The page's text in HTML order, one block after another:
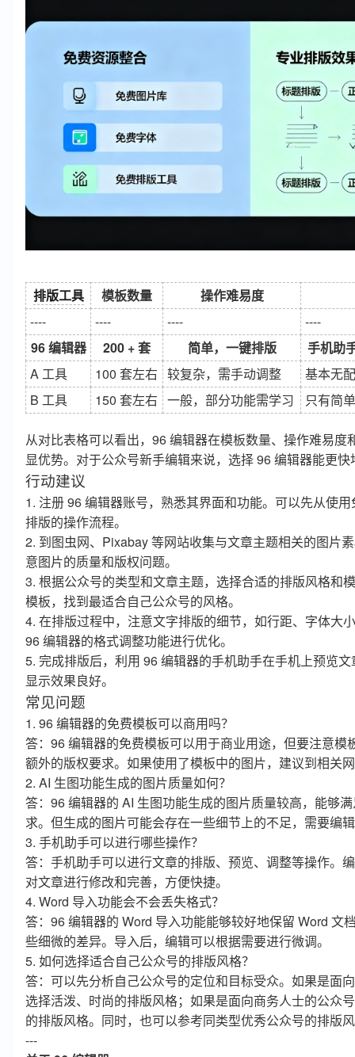
排版工具 模板数量
操作难易度
----
---- ----
----
96 编辑器
200 + 套 简单，一键排版
手机助
A 工具
100 套左右 较复杂，需手动调整
基本无
B 工具
150 套左右 一般，部分功能需学习 只有简
从对比表格可以看出，96 编辑器在模板数量、操作难易度
显优势。对于公众号新手编辑来说，选择 96 编辑器能更
行动建议
1. 注册 96 编辑器账号，熟悉其界面和功能。可以先从使
排版的操作流程。
2. 到图虫网、Pixabay 等网站收集与文章主题相关的图片
意图片的质量和版权问题。
3. 根据公众号的类型和文章主题，选择合适的排版风格和
模板，找到最适合自己公众号的风格。
4. 在排版过程中，注意文字排版的细节，如行距、字体大
96 编辑器的格式调整功能进行优化。
5. 完成排版后，利用 96 编辑器的手机助手在手机上预览
显示效果良好。
常见问题
1. 96 编辑器的免费模板可以商用吗？
答：96 编辑器的免费模板可以用于商业用途，但要注意模
额外的版权要求。如果使用了模板中的图片，建议到相关
2. AI 生图功能生成的图片质量如何？
答：96 编辑器的 AI 生图功能生成的图片质量较高，能够
求。但生成的图片可能会存在一些细节上的不足，需要编
3. 手机助手可以进行哪些操作？
答：手机助手可以进行文章的排版、预览、调整等操作。
对文章进行修改和完善，方便快捷。
4. Word 导入功能会不会丢失格式？
答：96 编辑器的 Word 导入功能能够较好地保留 Word 文
些细微的差异。导入后，编辑可以根据需要进行微调。
5. 如何选择适合自己公众号的排版风格？
答：可以先分析自己公众号的定位和目标受众。如果是面
选择活泼、时尚的排版风格；如果是面向商务人士的公众
的排版风格。同时，也可以参考同类型优秀公众号的排版
---